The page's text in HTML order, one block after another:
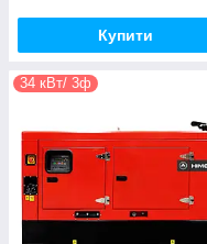
Купити
34 кВт/ 3ф